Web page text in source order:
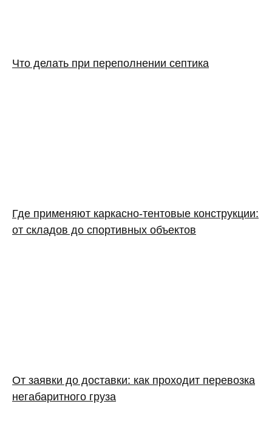
Что делать при переполнении септика
Где применяют каркасно‑тентовые конструкции:
от складов до спортивных объектов
От заявки до доставки: как проходит перевозка
негабаритного груза